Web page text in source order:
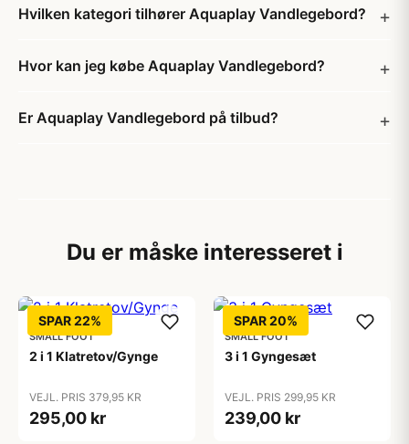
Hvilken kategori tilhører Aquaplay Vandlegebord?
Hvor kan jeg købe Aquaplay Vandlegebord?
Er Aquaplay Vandlegebord på tilbud?
Du er måske interesseret i
SPAR 22%
SMALL FOOT
2 i 1 Klatretov/Gynge
VEJL. PRIS 379,95 KR
295,00 kr
SPAR 20%
SMALL FOOT
3 i 1 Gyngesæt
VEJL. PRIS 299,95 KR
239,00 kr